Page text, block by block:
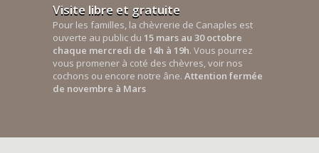
Visite libre et gratuite
Pour les familles, la chèvrerie de Canaples est
ouverte au public du 15 mars au 30 octobre
chaque mercredi de 14h à 19h. Vous pourrez
vous promener à coté des chèvres, voir nos
cochons ou encore notre âne. Attention fermée
de novembre à Mars